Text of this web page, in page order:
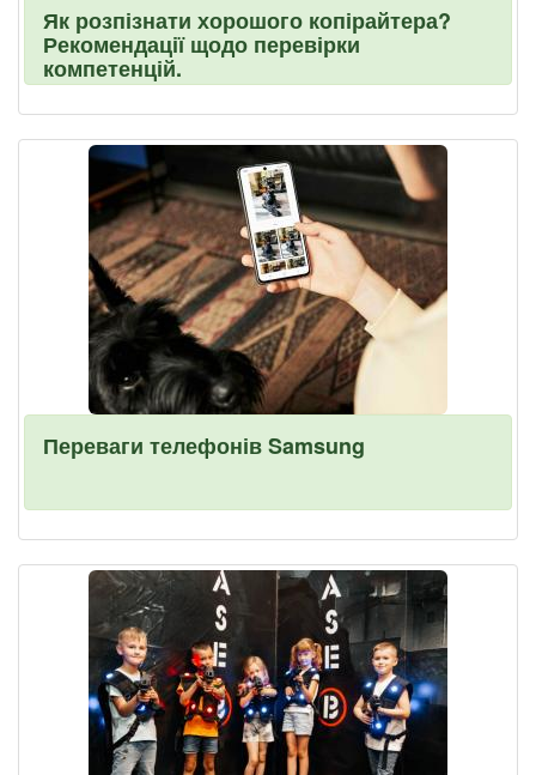
Як розпізнати хорошого копірайтера?
Рекомендації щодо перевірки
компетенцій.
Переваги телефонів Samsung